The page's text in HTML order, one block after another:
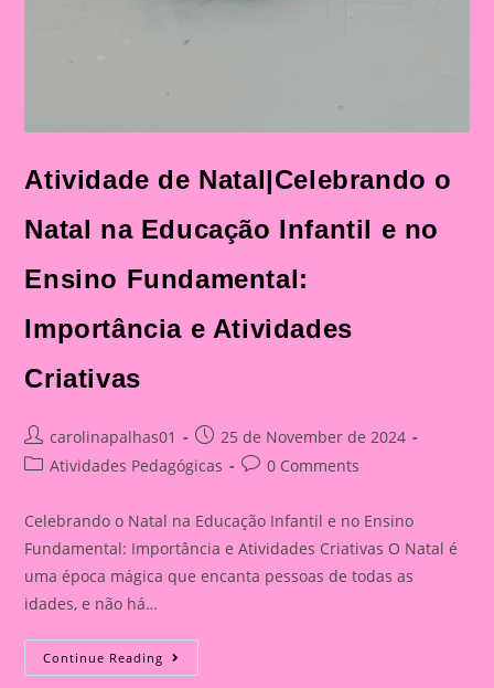
Atividade de Natal|Celebrando o
Natal na Educação Infantil e no
Ensino Fundamental:
Importância e Atividades
Criativas
Post
author:
carolinapalhas01
Post
published:
25 de November de 2024
PostAtividades Pedagógicas
Post0 Comments
Celebrando o Natal na Educação Infantil e no Ensino
Fundamental: Importância e Atividades Criativas O Natal é
uma época mágica que encanta pessoas de todas as
idades, e não há…
Continue Reading Atividade
De